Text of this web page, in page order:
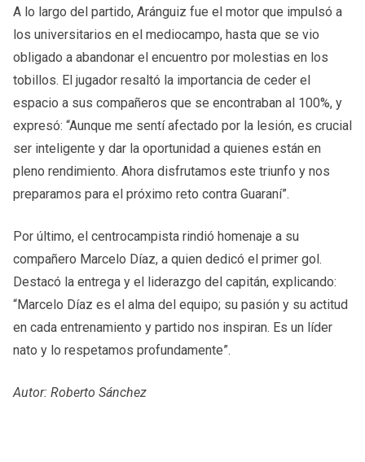
A lo largo del partido, Aránguiz fue el motor que impulsó a
los universitarios en el mediocampo, hasta que se vio
obligado a abandonar el encuentro por molestias en los
tobillos. El jugador resaltó la importancia de ceder el
espacio a sus compañeros que se encontraban al 100%, y
expresó: “Aunque me sentí afectado por la lesión, es crucial
ser inteligente y dar la oportunidad a quienes están en
pleno rendimiento. Ahora disfrutamos este triunfo y nos
preparamos para el próximo reto contra Guaraní”.
Por último, el centrocampista rindió homenaje a su
compañero Marcelo Díaz, a quien dedicó el primer gol.
Destacó la entrega y el liderazgo del capitán, explicando:
“Marcelo Díaz es el alma del equipo; su pasión y su actitud
en cada entrenamiento y partido nos inspiran. Es un líder
nato y lo respetamos profundamente”.
Autor: Roberto Sánchez